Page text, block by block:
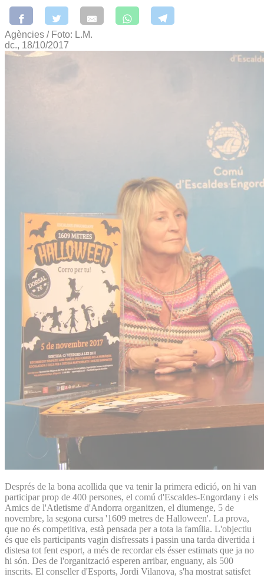
Agències / Foto: L.M.
dc., 18/10/2017
Després de la bona acollida que va tenir la primera edició, on hi van
participar prop de 400 persones, el comú d'Escaldes-Engordany i els
Amics de l'Atletisme d'Andorra organitzen, el diumenge, 5 de
novembre, la segona cursa '1609 metres de Halloween'. La prova,
que no és competitiva, està pensada per a tota la família. L'objectiu
és que els participants vagin disfressats i passin una tarda divertida i
distesa tot fent esport, a més de recordar els ésser estimats que ja no
hi són. Des de l'organització esperen arribar, enguany, als 500
inscrits. El conseller d'Esports, Jordi Vilanova, s'ha mostrat satisfet